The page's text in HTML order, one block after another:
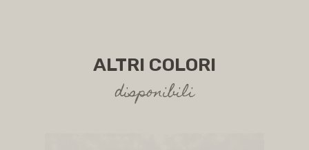
ALTRI COLORI
disponibili